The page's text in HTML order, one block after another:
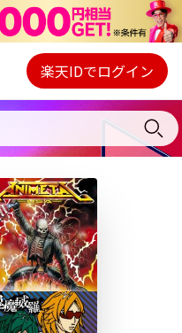
Webプレイヤー
ご契約内容の確認・変更
楽天IDでログイン